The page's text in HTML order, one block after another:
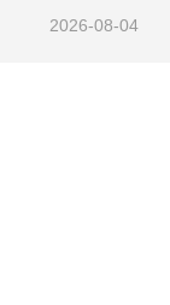
2026-08-04